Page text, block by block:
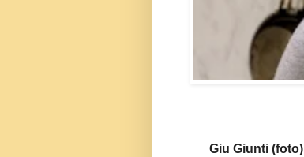
Giu Giunti (foto)